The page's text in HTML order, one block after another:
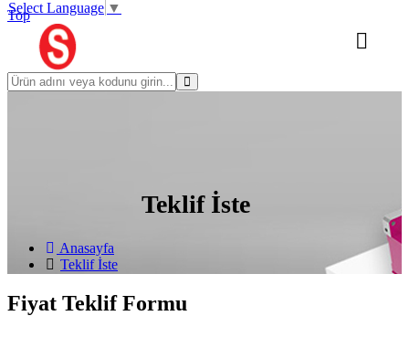
Top
Select Language ▼
Teklif İste
Anasayfa
Teklif İste
Fiyat Teklif Formu